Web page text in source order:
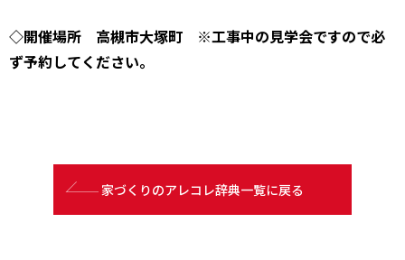
◇開催場所 高槻市大塚町 ※工事中の見学会ですので必
ず予約してください。
家づくりのアレコレ辞典一覧に戻る